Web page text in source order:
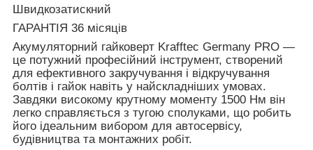
Швидкозатискний
ГАРАНТІЯ 36 місяців
Акумуляторний гайковерт Krafftec Germany PRO —
це потужний професійний інструмент, створений
для ефективного закручування і відкручування
болтів і гайок навіть у найскладніших умовах.
Завдяки високому крутному моменту 1500 Нм він
легко справляється з тугою сполуками, що робить
його ідеальним вибором для автосервісу,
будівництва та монтажних робіт.